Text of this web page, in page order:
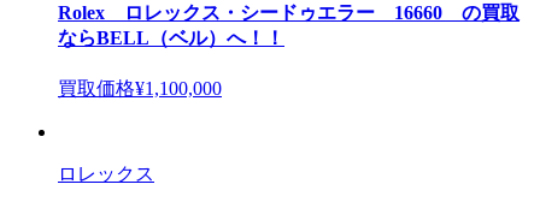
Rolex ロレックス・シードゥエラー 16660 の買取
ならBELL（ベル）へ！！
買取価格¥1,100,000
ロレックス